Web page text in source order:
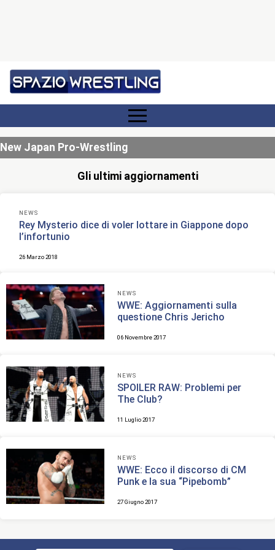
New Japan Pro-Wrestling
Gli ultimi aggiornamenti
NEWS
Rey Mysterio dice di voler lottare in Giappone dopo
l’infortunio
26 Marzo 2018
NEWS
WWE: Aggiornamenti sulla
questione Chris Jericho
06 Novembre 2017
NEWS
SPOILER RAW: Problemi per
The Club?
11 Luglio 2017
NEWS
WWE: Ecco il discorso di CM
Punk e la sua “Pipebomb”
27 Giugno 2017